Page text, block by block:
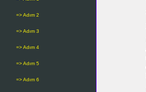
=> Adım 2
=> Adım 3
=> Adım 4
=> Adım 5
=> Adım 6